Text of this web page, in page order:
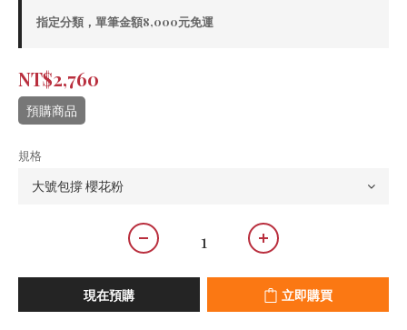
指定分類，單筆金額8,000元免運
NT$2,760
預購商品
規格
現在預購 立即購買